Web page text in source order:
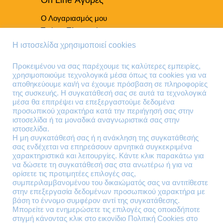
Ο Λογαριασμός μου
Τρόποι Πληρωμής
Τρόποι Παράδοσης
Τηλέφωνα Επικοινωνίας
210 41 13 636
210 41 13 280
Διεύθυνση
Θηβών 220
Άγιος Ιωάννης
Ρέντης
Τ.Κ. 182 33
Email
Η ιστοσελίδα χρησιμοποιεί cookies
Προκειμένου να σας παρέχουμε τις καλύτερες εμπειρίες,
χρησιμοποιούμε τεχνολογικά μέσα όπως τα cookies για να
αποθηκεύουμε και/ή να έχουμε πρόσβαση σε πληροφορίες
της συσκευής. Η συγκατάθεσή σας σε αυτά τα τεχνολογικά
μέσα θα επιτρέψει να επεξεργαστούμε δεδομένα
προσωπικού χαρακτήρα κατά την περιήγησή σας στην
ιστοσελίδα ή τα μοναδικά αναγνωριστικά σας στην
ιστοσελίδα.
Η μη συγκατάθεσή σας ή η ανάκληση της συγκατάθεσής
σας ενδέχεται να επηρεάσουν αρνητικά συγκεκριμένα
χαρακτηριστικά και λειτουργίες. Κάντε κλικ παρακάτω για
να δώσετε τη συγκατάθεσή σας στα ανωτέρω ή για να
ορίσετε τις προτιμητέες επιλογές σας,
συμπεριλαμβανομένου του δικαιώματός σας να αντιτίθεστε
στην επεξεργασία δεδομένων προσωπικού χαρακτήρα με
βάση το έννομο συμφέρον αντί της συγκατάθεσης.
Μπορείτε να ενημερώσετε τις επιλογές σας οποιαδήποτε
στιγμή κάνοντας κλικ στο εικονίδιο Πολιτική Cookies στο